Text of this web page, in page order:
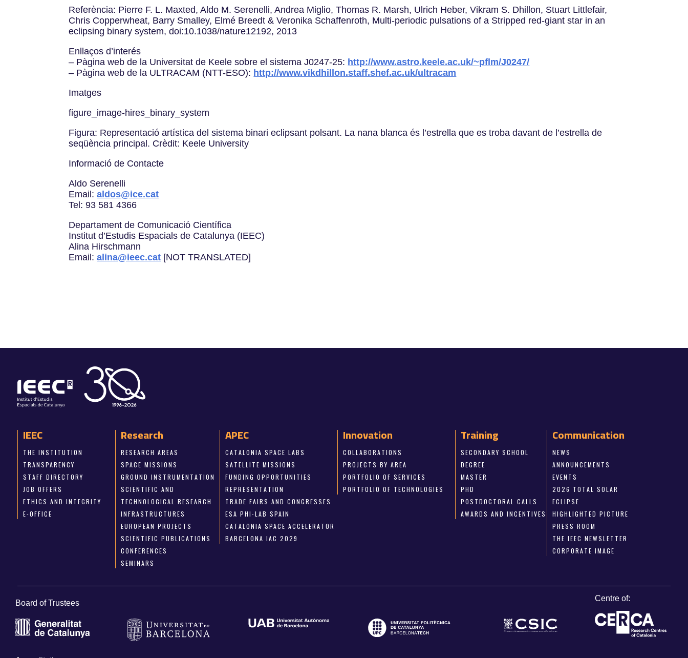
Referència: Pierre F. L. Maxted, Aldo M. Serenelli, Andrea Miglio, Thomas R. Marsh, Ulrich Heber, Vikram S. Dhillon, Stuart Littlefair,
Chris Copperwheat, Barry Smalley, Elmé Breedt & Veronika Schaffenroth, Multi-periodic pulsations of a Stripped red-giant star in an
eclipsing binary system, doi:10.1038/nature12192, 2013
Enllaços d’interés
– Pàgina web de la Universitat de Keele sobre el sistema J0247-25: http://www.astro.keele.ac.uk/~pflm/J0247/
– Pàgina web de la ULTRACAM (NTT-ESO): http://www.vikdhillon.staff.shef.ac.uk/ultracam
Imatges
figure_image-hires_binary_system
Figura: Representació artística del sistema binari eclipsant polsant. La nana blanca és l’estrella que es troba davant de l’estrella de
seqüència principal. Crèdit: Keele University
Informació de Contacte
Aldo Serenelli
Email:aldos@ice.cat
Tel: 93 581 4366
Departament de Comunicació Científica
Institut d’Estudis Espacials de Catalunya (IEEC)
Alina Hirschmann
Email:alina@ieec.cat [NOT TRANSLATED]
IEEC
THE INSTITUTION
TRANSPARENCY
STAFF DIRECTORY
JOB OFFERS
ETHICS AND INTEGRITY
E-OFFICE
Research
RESEARCH AREAS
SPACE MISSIONS
GROUND INSTRUMENTATION
SCIENTIFIC AND
TECHNOLOGICAL RESEARCH
INFRASTRUCTURES
EUROPEAN PROJECTS
SCIENTIFIC PUBLICATIONS
CONFERENCES
SEMINARS
APEC
CATALONIA SPACE LABS
SATELLITE MISSIONS
FUNDING OPPORTUNITIES
REPRESENTATION
TRADE FAIRS AND CONGRESSES
ESA PHI-LAB SPAIN
CATALONIA SPACE ACCELERATOR
BARCELONA IAC 2029
Innovation
COLLABORATIONS
PROJECTS BY AREA
PORTFOLIO OF SERVICES
PORTFOLIO OF TECHNOLOGIES
Training
SECONDARY SCHOOL
DEGREE
MASTER
PHD
POSTDOCTORAL CALLS
AWARDS AND INCENTIVES
Communication
NEWS
ANNOUNCEMENTS
EVENTS
2026 TOTAL SOLAR
ECLIPSE
HIGHLIGHTED PICTURE
PRESS ROOM
THE IEEC NEWSLETTER
CORPORATE IMAGE
Board of Trustees
Centre of: